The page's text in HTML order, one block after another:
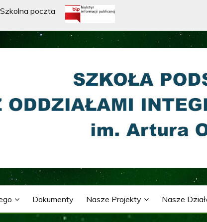
Szkolna poczta
Z ODDZIAŁAMI
ARTURA
Dokumenty Nasze Projekty Nasze